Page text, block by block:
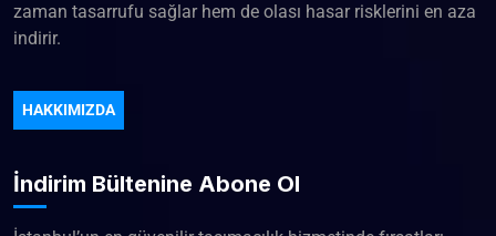
zaman tasarrufu sağlar hem de olası hasar risklerini en aza
indirir.
HAKKIMIZDA
İndirim Bültenine Abone Ol